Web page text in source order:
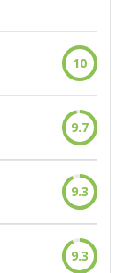
10
9.7
9.3
9.3